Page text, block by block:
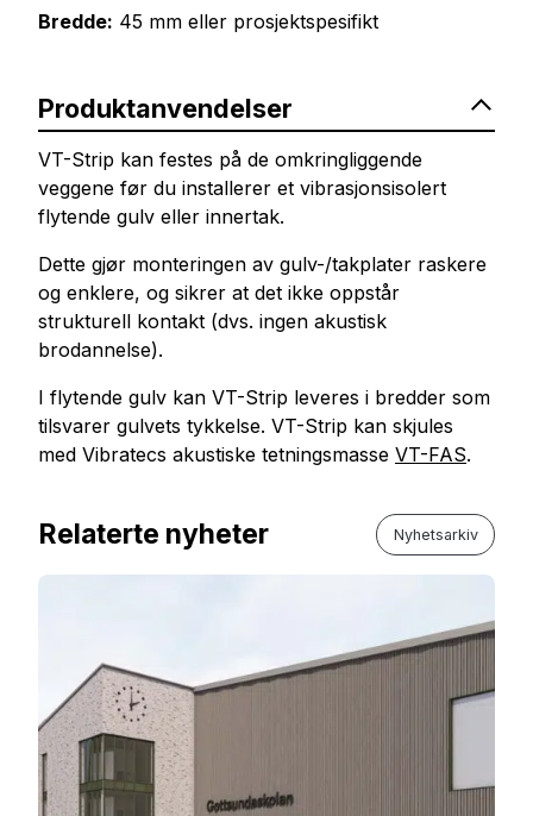
Bredde: 45 mm eller prosjektspesifikt
Produktanvendelser
VT-Strip kan festes på de omkringliggende
veggene før du installerer et vibrasjonsisolert
flytende gulv eller innertak.
Dette gjør monteringen av gulv-/takplater raskere
og enklere, og sikrer at det ikke oppstår
strukturell kontakt (dvs. ingen akustisk
brodannelse).
I flytende gulv kan VT-Strip leveres i bredder som
tilsvarer gulvets tykkelse. VT-Strip kan skjules
med Vibratecs akustiske tetningsmasse VT-FAS.
Relaterte nyheter Nyhetsarkiv